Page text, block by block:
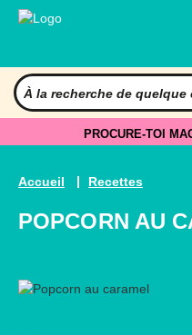
PROCURE-TOI
Accueil Recettes
POPCORN AU